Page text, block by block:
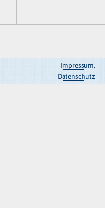
Impressum,
Datenschutz